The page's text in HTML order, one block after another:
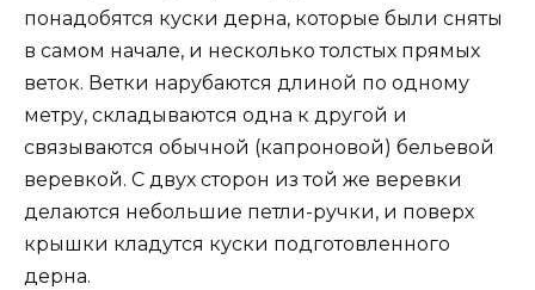
понадобятся куски дерна, которые были сняты
в самом начале, и несколько толстых прямых
веток. Ветки нарубаются длиной по одному
метру, складываются одна к другой и
связываются обычной (капроновой) бельевой
веревкой. С двух сторон из той же веревки
делаются небольшие петли-ручки, и поверх
крышки кладутся куски подготовленного
дерна.